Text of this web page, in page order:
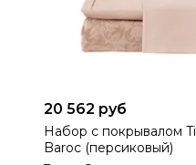
20 562 руб
Набор с покрывалом Tivolyo
Baroc (персиковый)